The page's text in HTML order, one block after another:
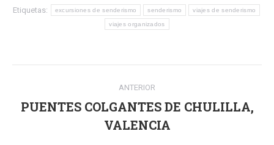
Etiquetas: excursiones de senderismo senderismo viajes de senderismo
viajes organizados
entre
publicaciones
ANTERIOR
Publicación
anterior:
PUENTES COLGANTES DE CHULILLA,
VALENCIA